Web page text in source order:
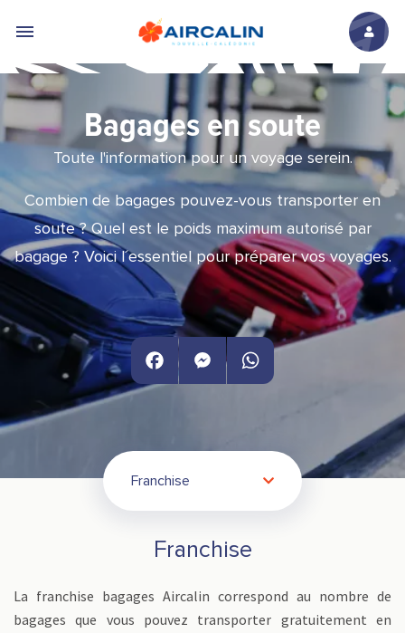
Aller au contenu principal
Bagages en soute
Toute l'information pour un voyage serein.
Combien de bagages pouvez-vous transporter en
soute ? Quel est le poids maximum autorisé par
bagage ? Voici l´essentiel pour préparer vos voyages.
Franchise
Franchise
La franchise bagages Aircalin correspond au nombre de
bagages que vous pouvez transporter gratuitement en